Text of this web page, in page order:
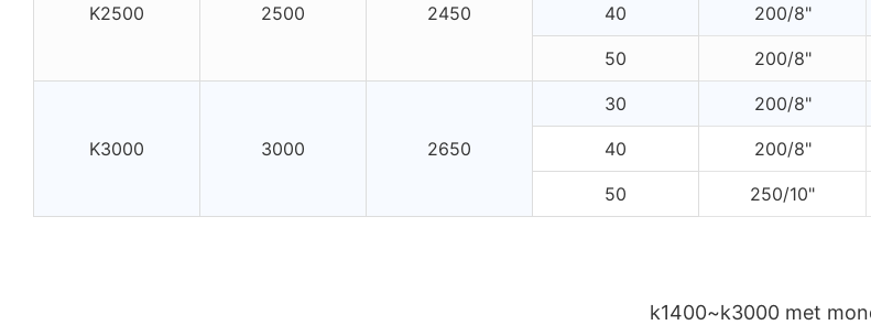
K2500 2500 2450 40 200/8"
50 200/8"
K3000 3000 2650
30 200/8"
40 200/8"
50 250/10"
k1400~k3000 met